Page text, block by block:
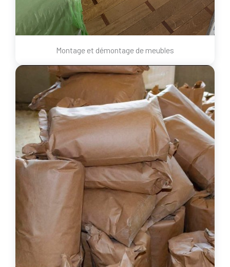
Montage et démontage de meubles